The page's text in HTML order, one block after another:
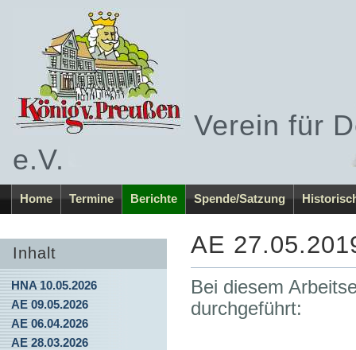
Verein für
e.V.
Home Termine Berichte Spende/Satzung
Inhalt
HNA 10.05.2026
AE 09.05.2026
AE 06.04.2026
AE 28.03.2026
AE
Bei diesem
durchgeführt: